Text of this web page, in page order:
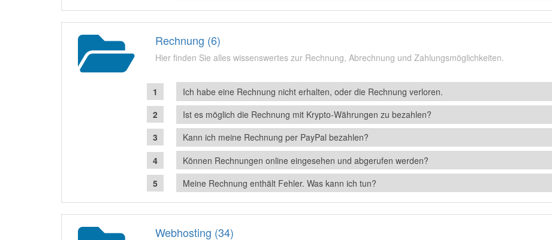
Rechnung (6)
Hier finden Sie alles wissenswertes zur Rechnung, Abrechnung und Zahlungsmöglichkeiten.
Ich habe eine Rechnung nicht erhalten, oder die Rechnung verloren.
Ist es möglich die Rechnung mit Krypto-Währungen zu bezahlen?
Kann ich meine Rechnung per PayPal bezahlen?
Können Rechnungen online eingesehen und abgerufen werden?
Meine Rechnung enthält Fehler. Was kann ich tun?
Webhosting (34)